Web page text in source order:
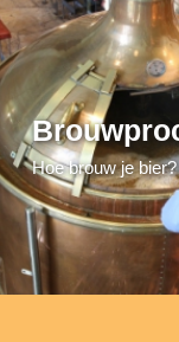
Hoe brouw je bier?